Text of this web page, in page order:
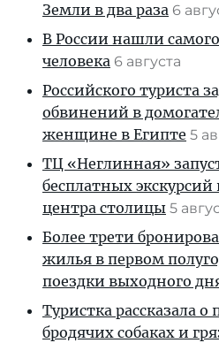
Земли в два раза 6
В России нашли
человека 6 августа
Российского туриста
обвинений в
женщине в Египте 5
ТЦ «Неглинная»
бесплатных
центра столицы 5
Более трети
жилья в первом
поездки выходного
Туристка рассказала
бродячих собаках и